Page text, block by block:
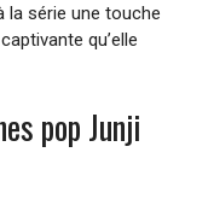
la série une touche
qu’elle
pop Junji